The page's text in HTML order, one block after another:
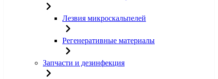
Лезвия микроскальпелей
Регенеративные материалы
Запчасти и дезинфекция